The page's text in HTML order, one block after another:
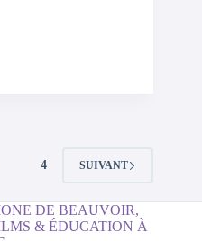
4 SUIVANT
DE BEAUVOIR,
& ÉDUCATION À